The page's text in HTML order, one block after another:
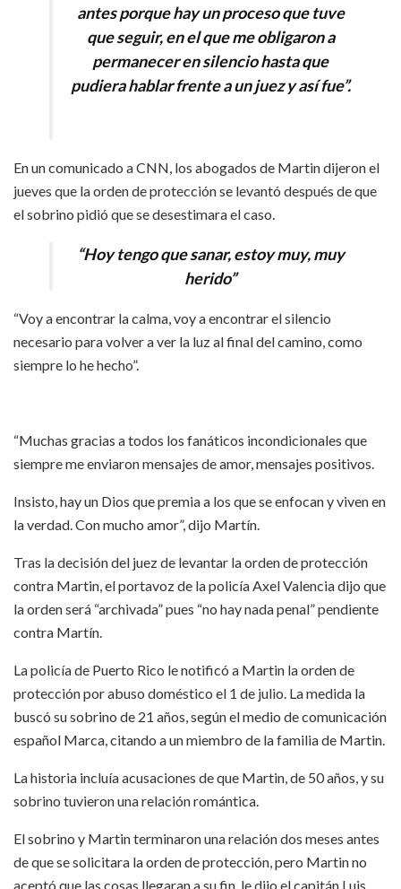
antes porque hay un proceso que tuve
que seguir, en el que me obligaron a
permanecer en silencio hasta que
pudiera hablar frente a un juez y así fue”.
En un comunicado a CNN, los abogados de Martin dijeron el
jueves que la orden de protección se levantó después de que
el sobrino pidió que se desestimara el caso.
“Hoy tengo que sanar, estoy muy, muy
herido”
“Voy a encontrar la calma, voy a encontrar el silencio
necesario para volver a ver la luz al final del camino, como
siempre lo he hecho”.
“Muchas gracias a todos los fanáticos incondicionales que
siempre me enviaron mensajes de amor, mensajes positivos.
Insisto, hay un Dios que premia a los que se enfocan y viven en
la verdad. Con mucho amor”, dijo Martín.
Tras la decisión del juez de levantar la orden de protección
contra Martin, el portavoz de la policía Axel Valencia dijo que
la orden será “archivada” pues “no hay nada penal” pendiente
contra Martín.
La policía de Puerto Rico le notificó a Martin la orden de
protección por abuso doméstico el 1 de julio. La medida la
buscó su sobrino de 21 años, según el medio de comunicación
español Marca, citando a un miembro de la familia de Martin.
La historia incluía acusaciones de que Martin, de 50 años, y su
sobrino tuvieron una relación romántica.
El sobrino y Martin terminaron una relación dos meses antes
de que se solicitara la orden de protección, pero Martin no
aceptó que las cosas llegaran a su fin, le dijo el capitán Luis